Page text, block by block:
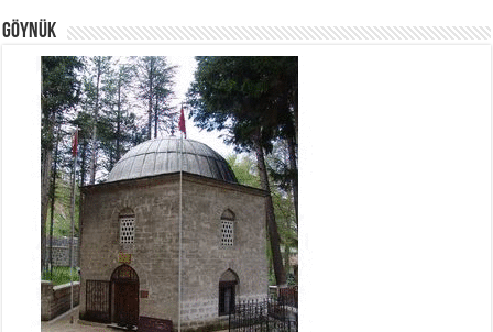
Göynük